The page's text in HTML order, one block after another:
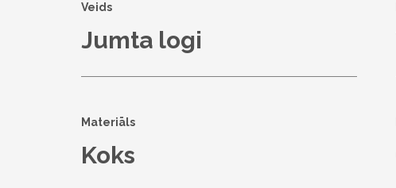
Veids
Jumta logi
Materiāls
Koks